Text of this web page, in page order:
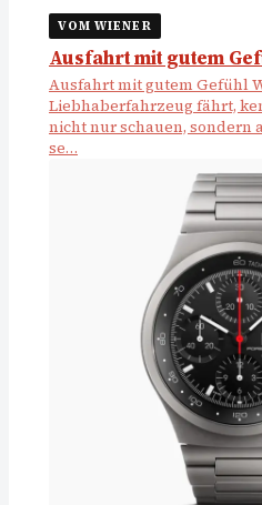
VOM WIENER
Ausfahrt mit gutem
Ausfahrt mit gutem Gefühl
Liebhaberfahrzeug fährt,
nicht nur schauen, sondern
se…